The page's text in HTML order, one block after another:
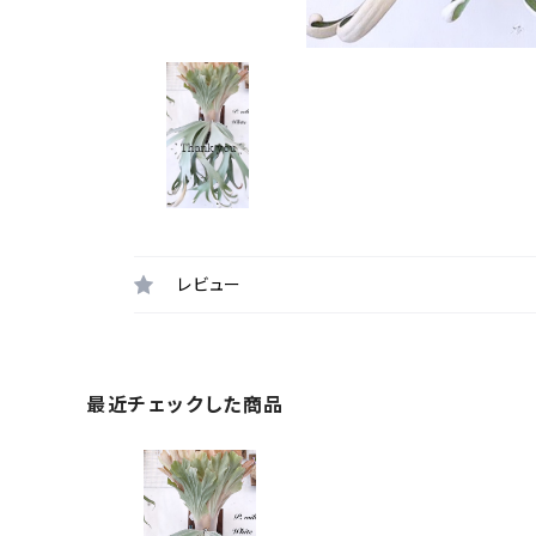
レビュー
最近チェックした商品